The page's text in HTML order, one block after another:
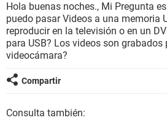
Hola buenas noches., Mi Pregunta
puedo pasar Videos a una memoria
reproducir en la televisión o en un
para USB? Los videos son grabados
videocámara?
Compartir
Consulta también: